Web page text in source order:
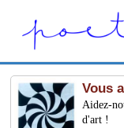
Vous
Aidez-
d'art !